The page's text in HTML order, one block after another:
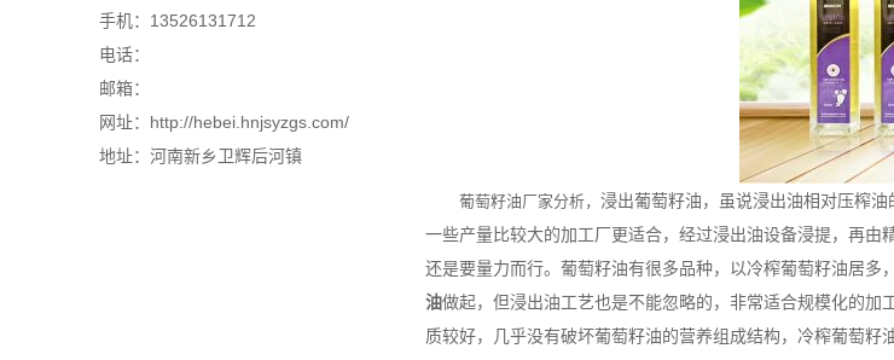
手机：13526131712
电话：
邮箱：
网址：http://hebei.hnjsyzgs.com/
地址：河南新乡卫辉后河镇
葡萄籽油厂家分析， 浸出葡萄籽油，虽说浸出油相对压榨
一些产量比较大的加工厂更适合，经过浸出油设备浸提，再
还是要量力而行。葡萄籽油有很多品种，以冷榨葡萄籽油居
油做起，但浸出油工艺也是不能忽略的，非常适合规模化的
质较好，几乎没有破坏葡萄籽油的营养组成结构，冷榨葡萄籽